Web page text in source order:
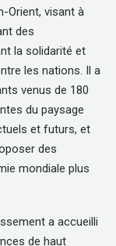
Orient, visant à
des
la solidarité et
les nations. Il a
venus de 180
du paysage
et futurs, et
des
mondiale plus
a accueilli
de haut